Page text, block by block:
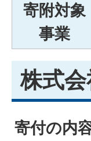
寄附対象
事業
株式
寄付の内